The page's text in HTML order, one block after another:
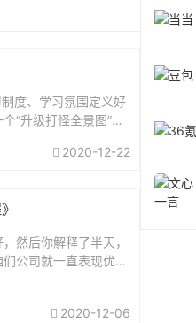
度、学习氛围定义好
“升级打怪全景图”就
2020-12-22
然后你解释了半天，
公司就一直表现优
2020-12-06